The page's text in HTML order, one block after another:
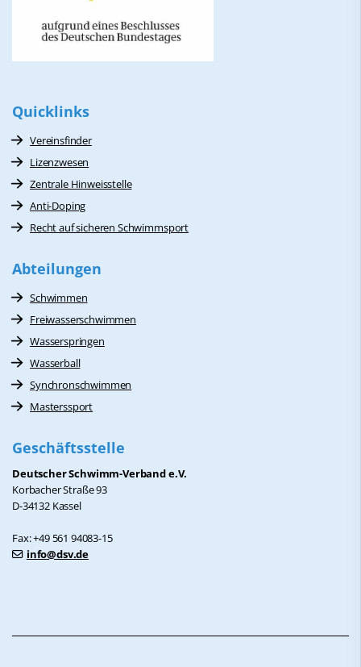
Quicklinks
Vereinsfinder
Lizenzwesen
Zentrale Hinweisstelle
Anti-Doping
Recht auf sicheren Schwimmsport
Abteilungen
Schwimmen
Freiwasserschwimmen
Wasserspringen
Wasserball
Synchronschwimmen
Masterssport
Geschäftsstelle
Deutscher Schwimm-Verband e.V.
Korbacher Straße 93
D-34132 Kassel
Fax: +49 561 94083-15
info@dsv.de